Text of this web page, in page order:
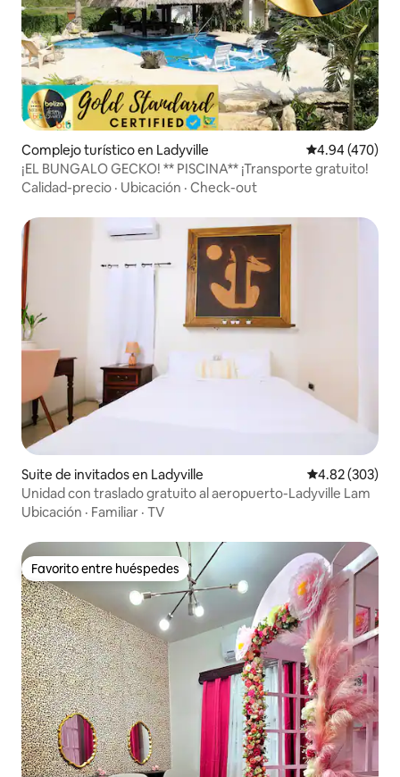
Complejo turístico en Ladyville Calificación
4.94 (470)
¡EL BUNGALO GECKO! ** PISCINA** ¡Transporte gratuito!
Calidad-precio · Ubicación · Check-out
Suite de invitados en Ladyville Calificación
4.82 (303)
Unidad con traslado gratuito al aeropuerto-Ladyville Lam
Ubicación · Familiar · TV
Favorito entre huéspedes
Favorito entre huéspedes